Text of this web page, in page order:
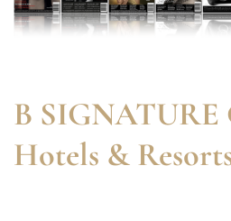
B SIGNATURE
Hotels &